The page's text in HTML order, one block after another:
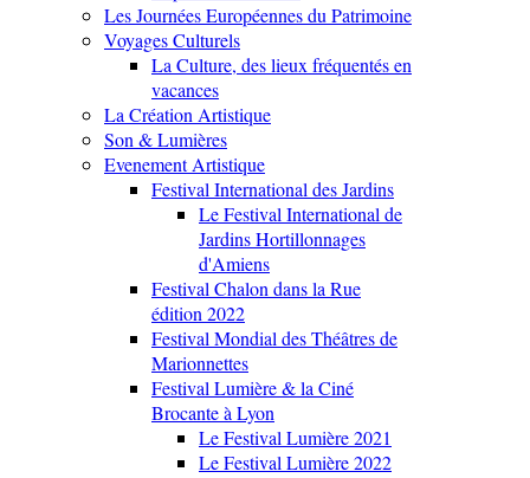
Les Journées Européennes du Patrimoine
Voyages Culturels
La Culture, des lieux fréquentés en
vacances
La Création Artistique
Son & Lumières
Evenement Artistique
Festival International des Jardins
Le Festival International de
Jardins Hortillonnages
d'Amiens
Festival Chalon dans la Rue
édition 2022
Festival Mondial des Théâtres de
Marionnettes
Festival Lumière & la Ciné
Brocante à Lyon
Le Festival Lumière 2021
Le Festival Lumière 2022